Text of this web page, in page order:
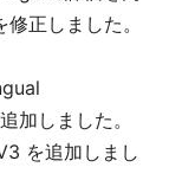
正しました。
加しました。
を追加しまし